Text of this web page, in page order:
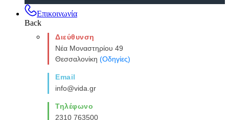
Επικοινωνία
Back
Διεύθυνση
Νέα Μοναστηρίου 49
Θεσσαλονίκη (Οδηγίες)
Email
info@vida.gr
Τηλέφωνο
2310 763500